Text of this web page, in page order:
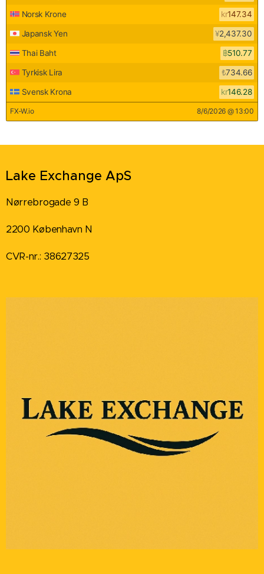
Lake Exchange ApS
Nørrebrogade 9 B
2200 København N
CVR-nr.: 38627325